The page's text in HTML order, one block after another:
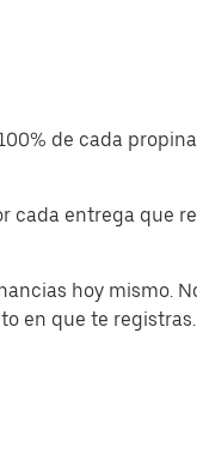
de cada
cada entrega que
hoy mismo.
en que te registras.